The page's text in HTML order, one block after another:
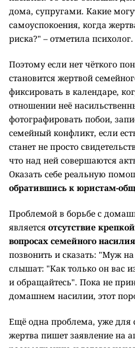
дома, супругами. Какие
самоуспокоения, когда
риска?" – отметила психолог.
Поэтому если нет чёткого
становится жертвой
фиксировать в календаре,
отношении неё
фотографировать побои,
семейный конфликт, если
станет не просто
что над ней совершаются
Оказать себе реальную
обратившись к юристам-
Проблемой в борьбе с
является отсутствие
вопросах семейного насилия
позвонить и сказать: "Муж
слышат: "Как только он вас
и обращайтесь". Пока не
домашнем насилии, этот
Ещё одна проблема, уже для
жертва пишет заявление на